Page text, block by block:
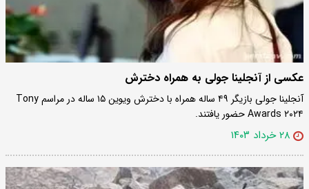
عکسی از آنجلینا جولی به همراه دخترش
آنجلینا جولی بازیگر ۴۹ ساله همراه با دخترش ویوین ۱۵ ساله در مراسم Tony
Awards ۲۰۲۴ حضور یافتند.
۲۸ خرداد ۱۴۰۳